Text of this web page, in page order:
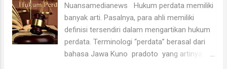
kita petakan, paling jauh dari tempat
tinggalnya atau sekolah asalnya itu 1 sampai
1,5 jam lah," katanya. Memang diakuinya,
tidak semua guru yang lulus PPPK tersebut
bertugas ditempat asalnya. Sebab untuk
Nuansamedianews Hukum perdata memiliki
banyak arti. Pasalnya, para ahli memiliki
definisi tersendiri dalam mengartikan hukum
perdata. Terminologi “perdata” berasal dari
bahasa Jawa Kuno pradoto yang artinya